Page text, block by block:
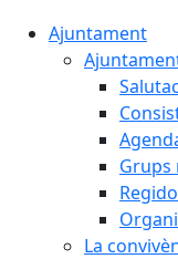
Ajuntament
Grups
La